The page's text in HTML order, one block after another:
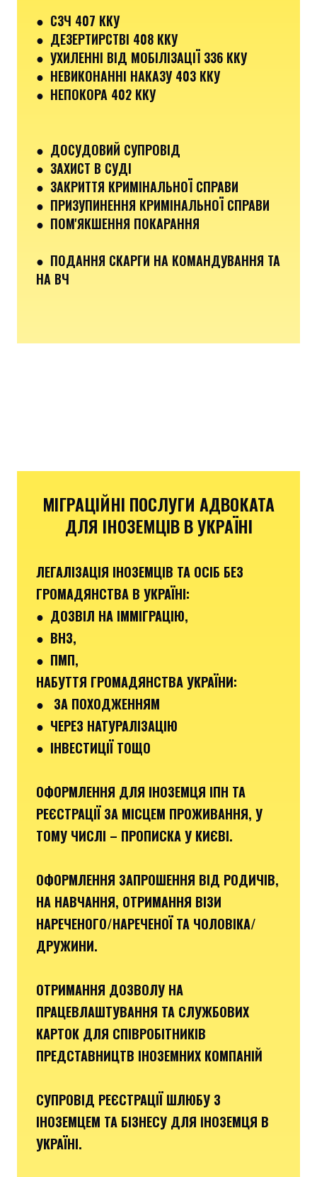
● СЗЧ 407 ККУ
● ДЕЗЕРТИРСТВІ 408 ККУ
● УХИЛЕННІ ВІД МОБІЛІЗАЦІЇ 336 ККУ
● НЕВИКОНАННІ НАКАЗУ 403 ККУ
● НЕПОКОРА 402 ККУ
● ДОСУДОВИЙ СУПРОВІД
● ЗАХИСТ В СУДІ
● ЗАКРИТТЯ КРИМІНАЛЬНОЇ СПРАВИ
● ПРИЗУПИНЕННЯ КРИМІНАЛЬНОЇ СПРАВИ
● ПОМ'ЯКШЕННЯ ПОКАРАННЯ
● ПОДАННЯ СКАРГИ НА КОМАНДУВАННЯ ТА
НА ВЧ
МІГРАЦІЙНІ ПОСЛУГИ АДВОКАТА
ДЛЯ ІНОЗЕМЦІВ В УКРАЇНІ
ЛЕГАЛІЗАЦІЯ ІНОЗЕМЦІВ ТА ОСІБ БЕЗ
ГРОМАДЯНСТВА В УКРАЇНІ:
● ДОЗВІЛ НА ІММІГРАЦІЮ,
● ВНЗ,
● ПМП,
НАБУТТЯ ГРОМАДЯНСТВА УКРАЇНИ:
● ЗА ПОХОДЖЕННЯМ
● ЧЕРЕЗ НАТУРАЛІЗАЦІЮ
● ІНВЕСТИЦІЇ ТОЩО
ОФОРМЛЕННЯ ДЛЯ ІНОЗЕМЦЯ ІПН ТА
РЕЄСТРАЦІЇ ЗА МІСЦЕМ ПРОЖИВАННЯ, У
ТОМУ ЧИСЛІ – ПРОПИСКА У КИЄВІ.
ОФОРМЛЕННЯ ЗАПРОШЕННЯ ВІД РОДИЧІВ,
НА НАВЧАННЯ, ОТРИМАННЯ ВІЗИ
НАРЕЧЕНОГО/НАРЕЧЕНОЇ ТА ЧОЛОВІКА/
ДРУЖИНИ.
ОТРИМАННЯ ДОЗВОЛУ НА
ПРАЦЕВЛАШТУВАННЯ ТА СЛУЖБОВИХ
КАРТОК ДЛЯ СПІВРОБІТНИКІВ
ПРЕДСТАВНИЦТВ ІНОЗЕМНИХ КОМПАНІЙ
СУПРОВІД РЕЄСТРАЦІЇ ШЛЮБУ З
ІНОЗЕМЦЕМ ТА БІЗНЕСУ ДЛЯ ІНОЗЕМЦЯ В
УКРАЇНІ.